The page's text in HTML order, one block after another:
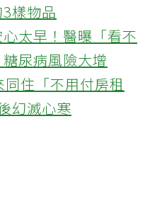
樣物品
太早！醫曝「看不
尿病風險大增
住「不用付房租
幻滅心寒